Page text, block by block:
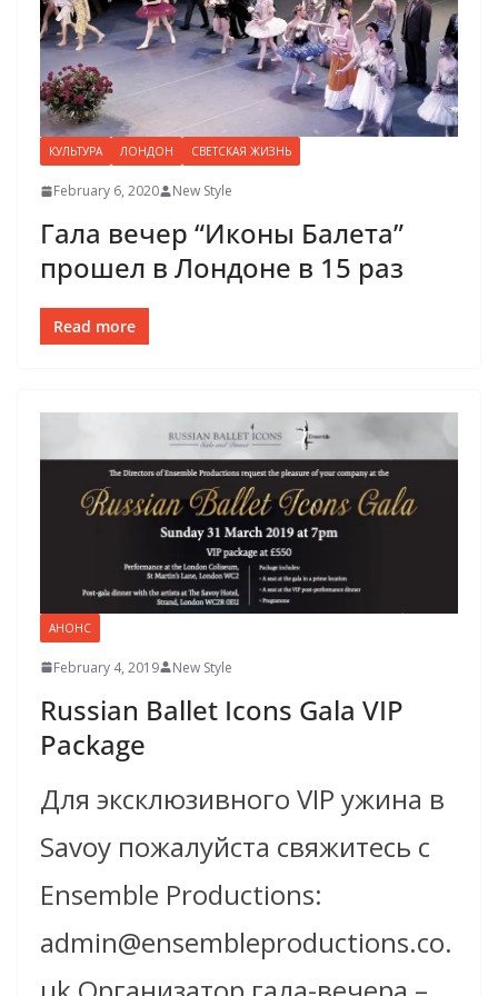
КУЛЬТУРА ЛОНДОН СВЕТСКАЯ ЖИЗНЬ
February 6, 2020 New Style
Гала вечер “Иконы Балета”
прошел в Лондоне в 15 раз
Read more
АНОНС
February 4, 2019 New Style
Russian Ballet Icons Gala VIP
Package
Для эксклюзивного VIP ужина в
Savoy пожалуйста свяжитесь с
Ensemble Productions:
admin@ensembleproductions.co.